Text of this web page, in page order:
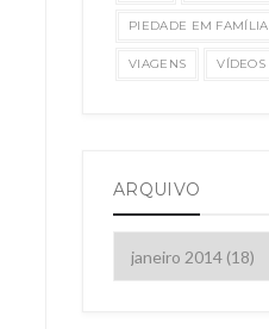
PIEDADE EM FAMÍLIA
VIAGENS VÍDEOS
ARQUIVO